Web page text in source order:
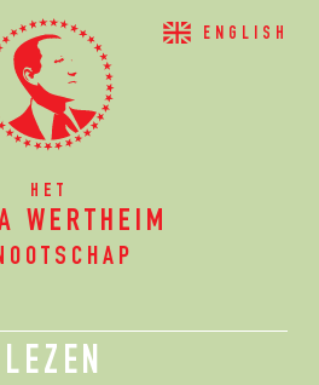
ENGLISH
HET
WERTHEIM
LEZEN